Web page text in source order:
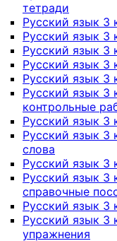
тетради
Русский язык 3
Русский язык 3
Русский язык 3
Русский язык 3
Русский язык 3
Русский язык 3
контрольные
Русский язык 3
Русский язык 3
слова
Русский язык 3
Русский язык 3
справочные
Русский язык 3
Русский язык 3
упражнения